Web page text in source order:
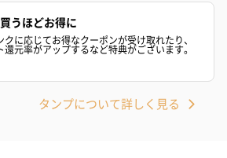
うほどお得に
クに応じてお得なクーポンが受け取れたり、
還元率がアップするなど特典がございます。
タンプについて詳しく見る